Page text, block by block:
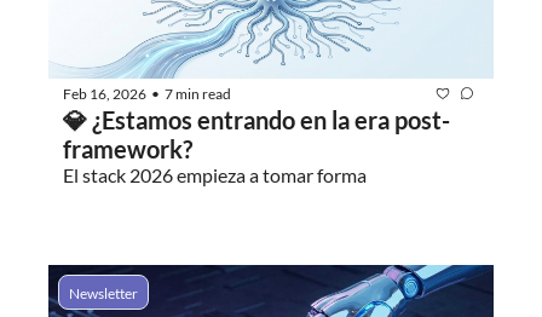
Feb 16, 2026 • 7 min read
💎 ¿Estamos entrando en la era post-
framework?
El stack 2026 empieza a tomar forma
Newsletter